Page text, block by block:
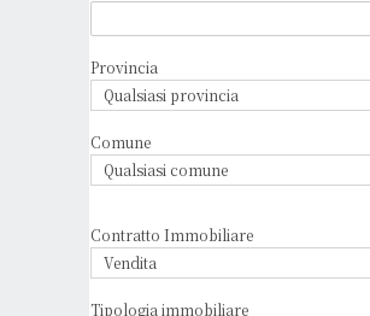
Provincia
Qualsiasi provincia
Comune
Qualsiasi comune
Contratto Immobiliare
Vendita
Tipologia immobiliare